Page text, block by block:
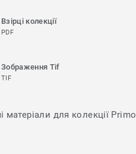
Взірці колекції
PDF
Зображення Tif
TIF
матеріали для колекції Primo